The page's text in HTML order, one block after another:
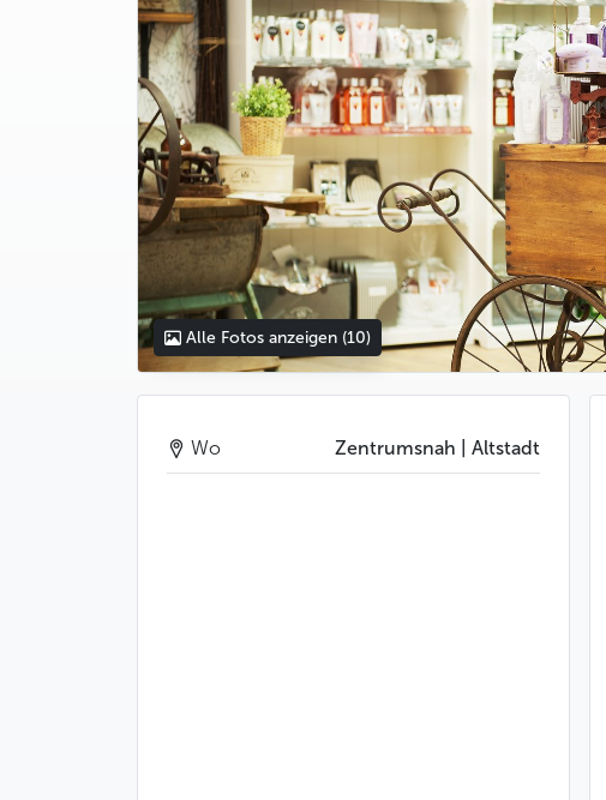
Alle Fotos anzeigen (10)
Wo Zentrumsnah | Altstadt